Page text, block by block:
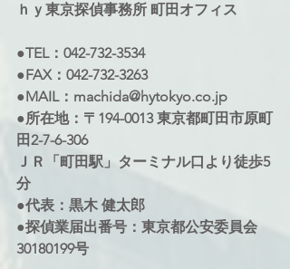
ｈｙ東京探偵事務所 町田オフィス
●TEL：042-732-3534
●FAX：042-732-3263
●MAIL：machida@hytokyo.co.jp
●所在地：〒194-0013 東京都町田市原町
田2-7-6-306
ＪＲ「町田駅」ターミナル口より徒歩5
分
●代表：黒木 健太郎
●探偵業届出番号：東京都公安委員会
30180199号